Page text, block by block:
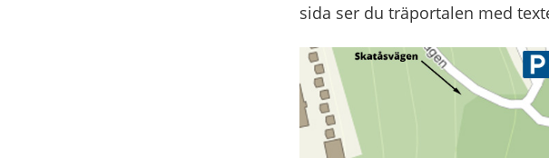
sida ser du träportalen med